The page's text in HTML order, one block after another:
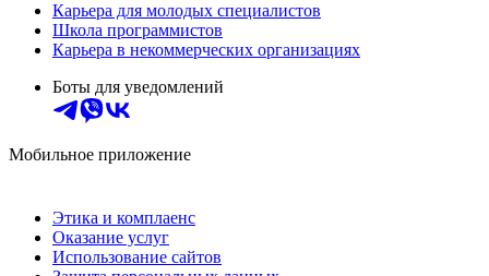
Карьера для молодых специалистов
Школа программистов
Карьера в некоммерческих организациях
Боты для уведомлений
Мобильное приложение
Этика и комплаенс
Оказание услуг
Использование сайтов